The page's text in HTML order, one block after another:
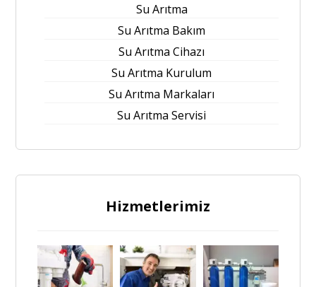
Su Arıtma
Su Arıtma Bakım
Su Arıtma Cihazı
Su Arıtma Kurulum
Su Arıtma Markaları
Su Arıtma Servisi
Hizmetlerimiz